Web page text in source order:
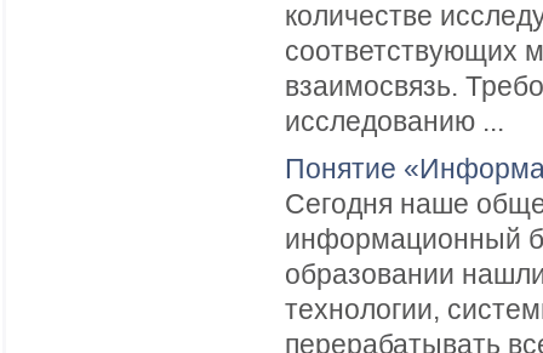
количестве
соответствующих
взаимосвязь.
исследованию ...
Понятие
Сегодня наше
информационный
образовании
технологии,
перерабатывать